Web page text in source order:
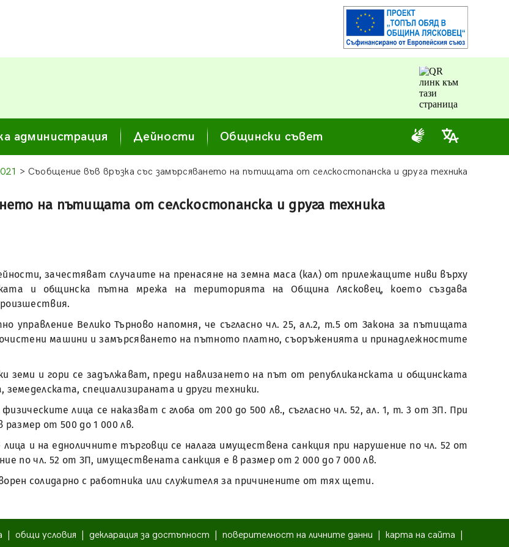
администрация Дейности Общински съвет
> Съобщение във връзка със замърсяването на пътищата от селскостопанска и друга техника
на пътищата от селскостопанска и друга техника
зачестяват случаите на пренасяне на земна маса (кал) от прилежащите ниви върху
и общинска пътна мрежа на територията на Община Лясковец, което създава
управление Велико Търново напомня, че съгласно чл. 25, ал.2, т.5 от Закона за пътищата
машини и замърсяването на пътното платно, съоръженията и принадлежностите
земи и гори се задължават, преди навлизането на път от републиканската и общинската
специализираната и други техники.
лица се наказват с глоба от 200 до 500 лв., съгласно чл. 52, ал. 1, т. 3 от ЗП. При
от 500 до 1 000 лв.
и на едноличните търговци се налага имуществена санкция при нарушение по чл. 52 от
по чл. 52 от ЗП, имуществената санкция е в размер от 2 000 до 7 000 лв.
солидарно с работника или служителя за причинените от тях щети.
общи условия декларация за достъпност поверителност на личните данни карта на сайта